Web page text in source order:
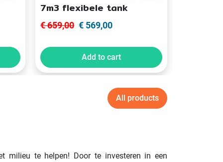
7m3 flexibele tank
€ 659,00 € 569,00
Add to cart
All products
milieu te helpen! Door te investeren in een